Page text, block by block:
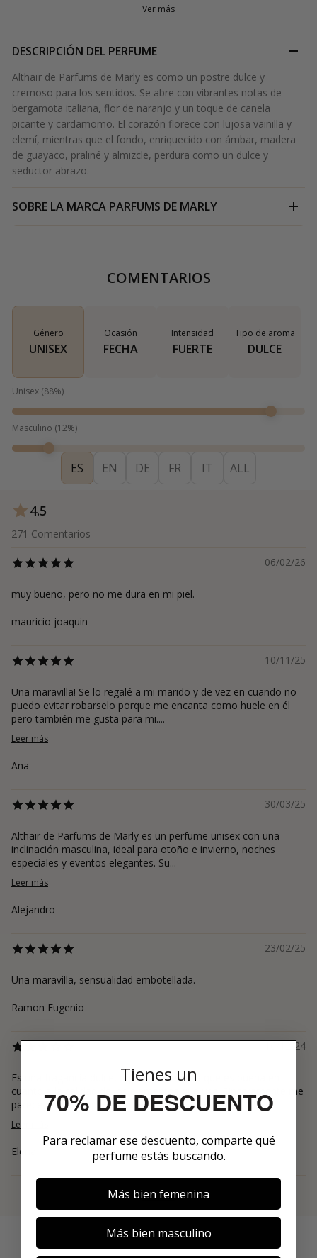
Ver más
DESCRIPCIÓN DEL PERFUME
Althaïr de Parfums de Marly es como un postre dulce y
cremoso para los sentidos. Se abre con vibrantes notas de
bergamota italiana, flor de naranjo y un toque de canela
picante y cardamomo. El corazón florece con lujosa vainilla y
elemí, mientras que el fondo, enriquecido con ámbar, madera
de guayaco, praliné y almizcle, perdura como un dulce y
seductor abrazo.
SOBRE LA MARCA PARFUMS DE MARLY
COMENTARIOS
Género
UNISEX
Ocasión
FECHA
Intensidad
FUERTE
Tipo de aroma
DULCE
Unisex (88%)
Masculino (12%)
ES EN DE FR IT ALL
4.5
271 Comentarios
06/02/26
muy bueno, pero no me dura en mi piel.
mauricio joaquin
10/11/25
Una maravilla! Se lo regalé a mi marido y de vez en cuando no
puedo evitar robarselo porque me encanta como huele en él
pero también me gusta para mi....
Leer más
Ana
30/03/25
Althair de Parfums de Marly es un perfume unisex con una
inclinación masculina, ideal para otoño e invierno, noches
especiales y eventos elegantes. Su...
Leer más
Alejandro
23/02/25
Una maravilla, sensualidad embotellada.
Ramon Eugenio
16/12/24
Es una fragancia dulce, riquísima. Se nota que es buena en
cuanto a la calidad de los elementos que usa. Sinceramente me
parece un olor súper especial...
Leer más
Elena
Ver más
Tienes un
70% DE DESCUENTO
Para reclamar ese descuento, comparte qué
perfume estás buscando.
Más bien femenina
Más bien masculino